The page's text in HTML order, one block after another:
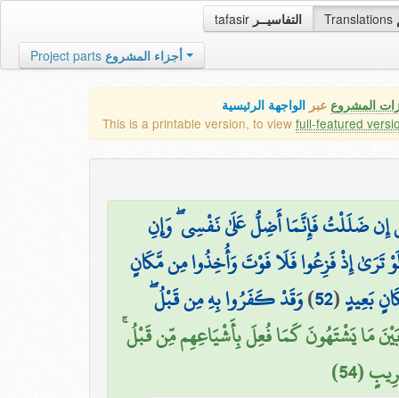
tafasir التفاسيــر Translations
Project parts أجزاء المشروع
المشروع عبر الواجهة الرئيسية
This is a printable version, to view full-featured
إِن ضَلَلْتُ فَإِنَّمَا أَضِلُّ عَلَىٰ نَفْسِي ۖ وَإِنِ
تَرَىٰ إِذْ فَزِعُوا فَلَا فَوْتَ وَأُخِذُوا مِن مَّكَانٍ
بَعِيدٍ(
52
)وَقَدْ كَفَرُوا بِهِ مِن قَبْلُ ۖ
مَا يَشْتَهُونَ كَمَا فُعِلَ بِأَشْيَاعِهِم مِّن قَبْلُ
(54)